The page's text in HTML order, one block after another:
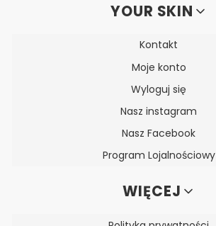
YOUR SKIN
Kontakt
Moje konto
Wyloguj się
Nasz instagram
Nasz Facebook
Program Lojalnościowy
WIĘCEJ